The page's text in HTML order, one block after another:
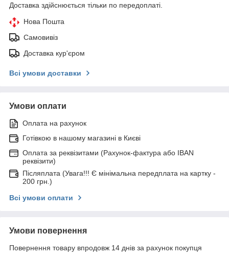
Доставка здійснюється тільки по передоплаті.
Нова Пошта
Самовивіз
Доставка кур'єром
Всі умови доставки
Умови оплати
Оплата на рахунок
Готівкою в нашому магазині в Києві
Оплата за реквізитами (Рахунок-фактура або IBAN
реквізити)
Післяплата (Увага!!! Є мінімальна передплата на картку -
200 грн.)
Всі умови оплати
Умови повернення
Повернення товару впродовж 14 днів за рахунок покупця